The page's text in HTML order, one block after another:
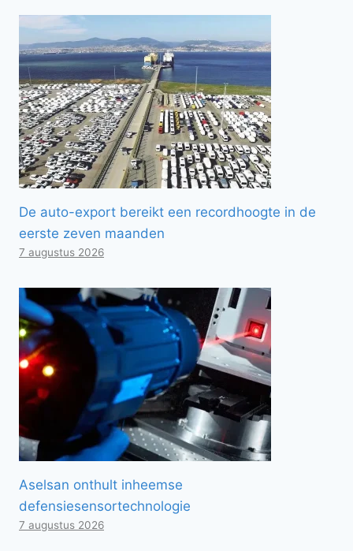
De auto-export bereikt een recordhoogte in de
eerste zeven maanden
7 augustus 2026
Aselsan onthult inheemse
defensiesensortechnologie
7 augustus 2026